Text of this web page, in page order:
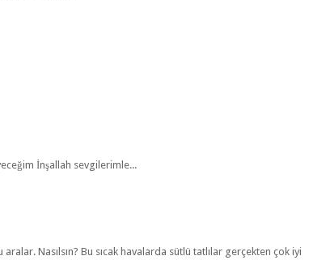
İnşallah sevgilerimle...
Nasılsın? Bu sıcak havalarda sütlü tatlılar gerçekten çok iyi